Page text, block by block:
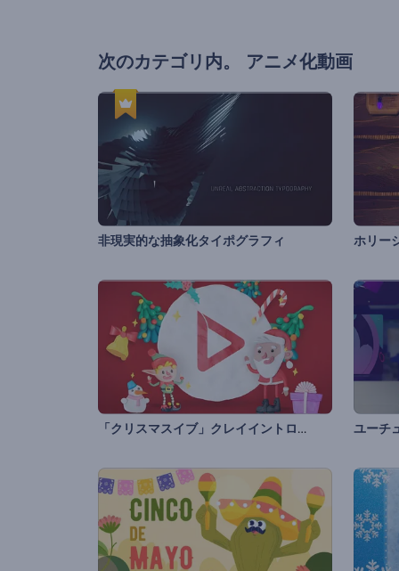
次のカテゴリ内。 アニメ化動画
非現実的な抽象化タイポグラフィ ホリー
「クリスマスイブ」クレイイントロ動画 ユーチ